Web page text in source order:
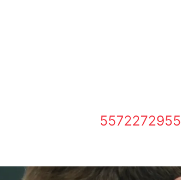
5572272955